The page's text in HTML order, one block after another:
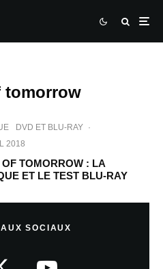
tomorrow
DVD ET BLU-RAY ·
2018
OF TOMORROW : LA
ET LE TEST BLU-RAY
SOCIAUX